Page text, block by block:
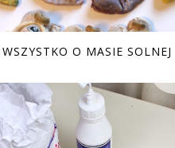
WSZYSTKO O MASIE SOLNEJ